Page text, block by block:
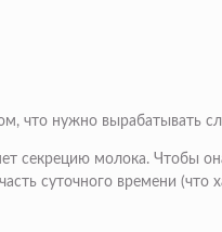
что нужно
секрецию молока. Чтобы
суточного времени (что